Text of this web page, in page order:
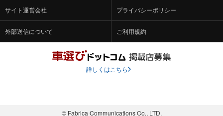
サイト運営会社 プライバシーポリシー
外部送信について ご利用規約
詳しくはこちら
© Fabrica Communications Co., LTD.